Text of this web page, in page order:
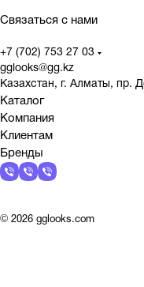
Связаться с нами
+7 (702) 753 27 03
gglooks@gg.kz
Казахстан, г. Алматы, пр.
Каталог
Компания
Клиентам
Бренды
© 2026 gglooks.com